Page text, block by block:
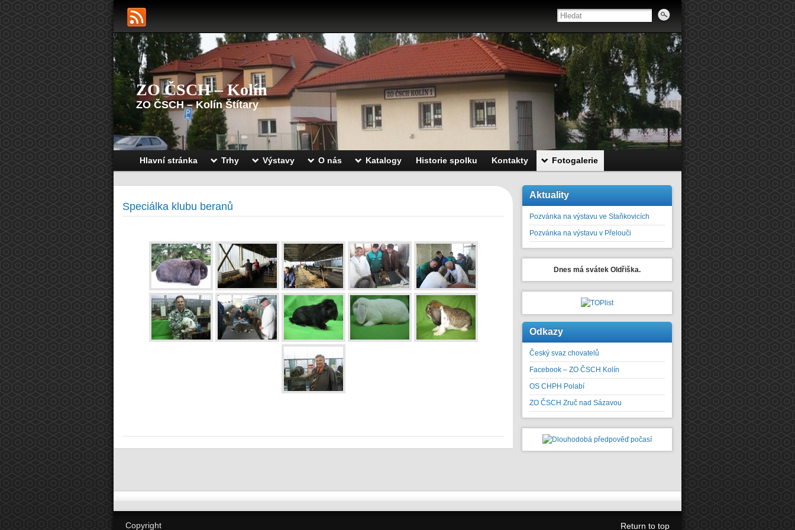
ZO ČSCH – Kolín
ZO ČSCH – Kolín Štítary
Hlavní stránka Trhy Výstavy O nás Katalogy Historie spolku Kontakty Fotogalerie
Speciálka klubu beranů
Aktuality
Pozvánka na výstavu ve Staňkovicích
Pozvánka na výstavu v Přelouči
Dnes má svátek Oldřiška.
Odkazy
Český svaz chovatelů
Facebook – ZO ČSCH Kolín
OS CHPH Polabí
ZO ČSCH Zruč nad Sázavou
Copyright Return to top